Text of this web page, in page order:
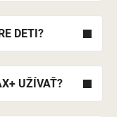
DETI?
UŽÍVAŤ?